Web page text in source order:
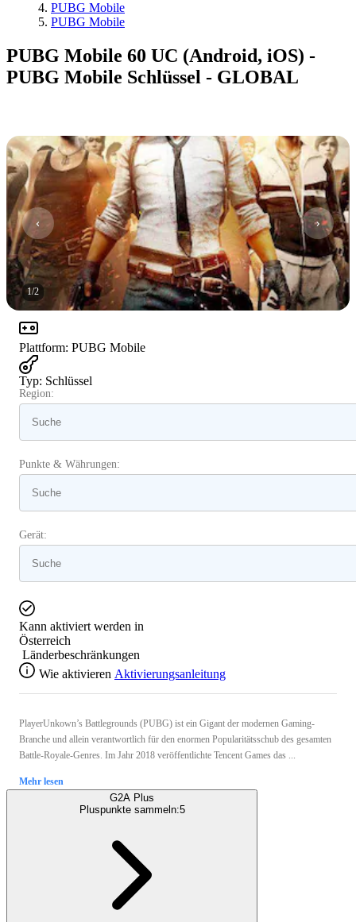
PUBG Mobile
PUBG Mobile
PUBG Mobile 60 UC (Android, iOS) -
PUBG Mobile Schlüssel - GLOBAL
1/2
Plattform: PUBG Mobile
Typ: Schlüssel
Region:
Punkte & Währungen:
Gerät:
Kann aktiviert werden in
Österreich
Länderbeschränkungen
Wie aktivieren Aktivierungsanleitung
PlayerUnkown’s Battlegrounds (PUBG) ist ein Gigant der modernen Gaming-
Branche und allein verantwortlich für den enormen Popularitätsschub des gesamten
Battle-Royale-Genres. Im Jahr 2018 veröffentlichte Tencent Games das ...
Mehr lesen
G2A Plus
Pluspunkte sammeln:5